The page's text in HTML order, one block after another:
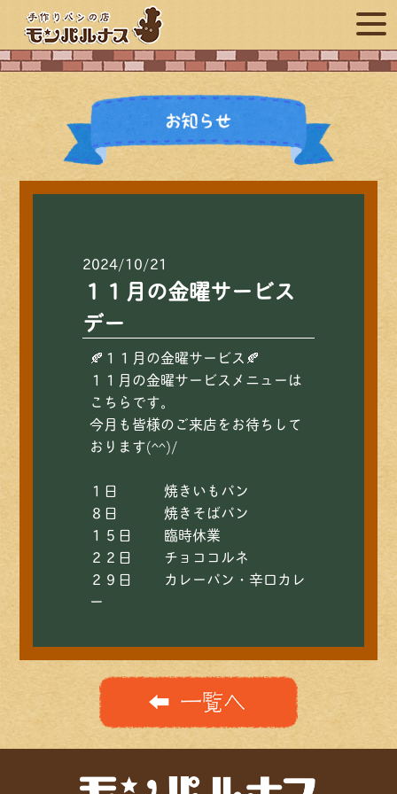
2024/10/21
１１月の金曜サービス
デー
🍂１１月の金曜サービス🍂
１１月の金曜サービスメニューは
こちらです。
今月も皆様のご来店をお待ちして
おります(^^)/
１日 焼きいもパン
８日 焼きそばパン
１５日 臨時休業
２２日 チョココルネ
２９日 カレーパン・辛口カレ
ー